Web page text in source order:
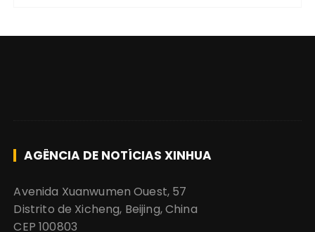
AGÊNCIA DE NOTÍCIAS XINHUA
Avenida Xuanwumen Ouest, 57
Distrito de Xicheng, Beijing, China
CEP 100803